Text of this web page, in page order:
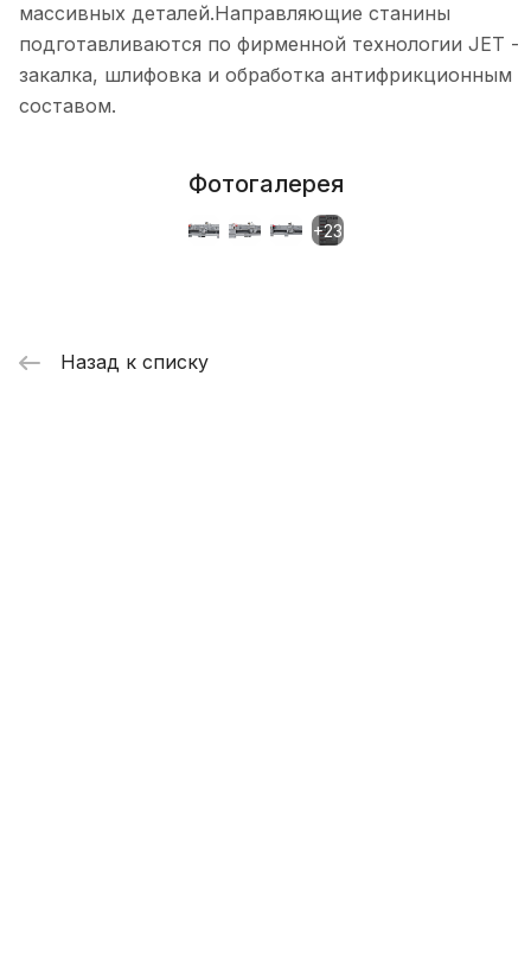
массивных деталей.Направляющие станины
подготавливаются по фирменной технологии JET -
закалка, шлифовка и обработка антифрикционным
составом.
Фотогалерея
Назад к списку